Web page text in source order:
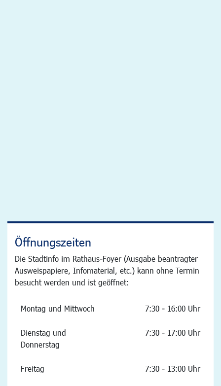
Öffnungszeiten
Die Stadtinfo im Rathaus-Foyer (Ausgabe beantragter
Ausweispapiere, Infomaterial, etc.) kann ohne Termin
besucht werden und ist geöffnet:
Montag und Mittwoch 7:30 - 16:00 Uhr
Dienstag und
Donnerstag
7:30 - 17:00 Uhr
Freitag 7:30 - 13:00 Uhr